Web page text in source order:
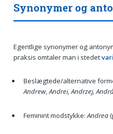
Synonymer og
Egentlige synonymer og
praksis omtaler man i stedet
Beslægtede/alternative
Andrew, Andrei, Andrzej,
Feminint modstykke:Andrea